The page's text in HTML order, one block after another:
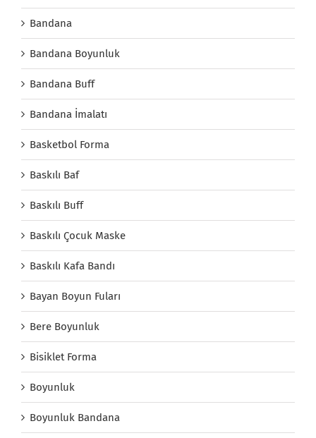
Bandana
Bandana Boyunluk
Bandana Buff
Bandana İmalatı
Basketbol Forma
Baskılı Baf
Baskılı Buff
Baskılı Çocuk Maske
Baskılı Kafa Bandı
Bayan Boyun Fuları
Bere Boyunluk
Bisiklet Forma
Boyunluk
Boyunluk Bandana